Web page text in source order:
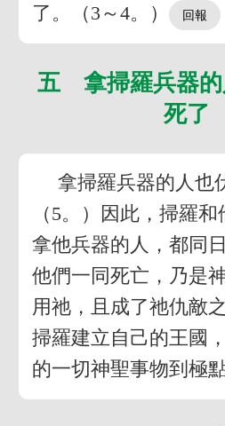
了。（3～4。）
五 拿掃羅兵器的
死了
拿掃羅兵器的人也
（5。）因此，掃羅
拿他兵器的人，都同
他們一同死亡，乃是
用祂，且成了祂仇敵
掃羅建立自己的王國
的一切神聖事物到極點